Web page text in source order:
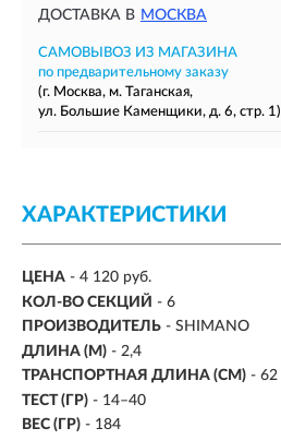
ДОСТАВКА В МОСКВА
САМОВЫВОЗ ИЗ МАГАЗИНА
по предварительному заказу
(г. Москва, м. Таганская,
ул. Большие Каменщики, д. 6, стр. 1)
ХАРАКТЕРИСТИКИ
ЦЕНА - 4 120 руб.
КОЛ-ВО СЕКЦИЙ - 6
ПРОИЗВОДИТЕЛЬ - SHIMANO
ДЛИНА (М) - 2,4
ТРАНСПОРТНАЯ ДЛИНА (СМ) - 62
ТЕСТ (ГР) - 14–40
ВЕС (ГР) - 184